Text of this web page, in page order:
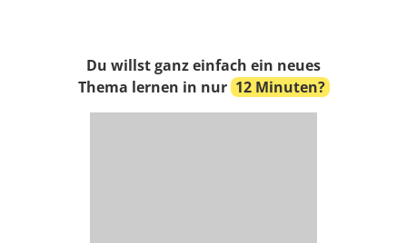
Du willst ganz einfach ein neues
Thema lernen in nur 12 Minuten?